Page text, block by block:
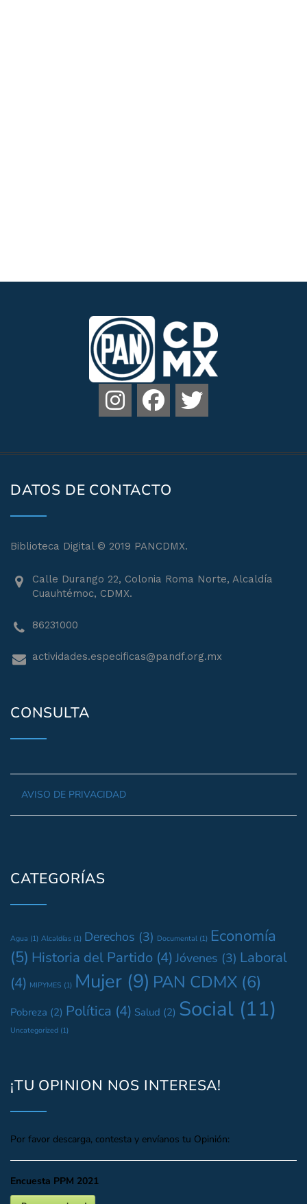
DATOS DE CONTACTO
Biblioteca Digital © 2019 PANCDMX.
Calle Durango 22, Colonia Roma Norte, Alcaldía
Cuauhtémoc, CDMX.
86231000
actividades.especificas@pandf.org.mx
CONSULTA
AVISO DE PRIVACIDAD
CATEGORÍAS
Agua (1) Alcaldías (1) Derechos (3) Documental (1) Economía
(5) Historia del Partido (4) Jóvenes (3) Laboral
(4) MIPYMES (1) Mujer (9) PAN CDMX (6)
Pobreza (2) Política (4) Salud (2) Social (11)
Uncategorized (1)
¡TU OPINION NOS INTERESA!
Por favor descarga, contesta y envíanos tu Opinión:
Encuesta PPM 2021